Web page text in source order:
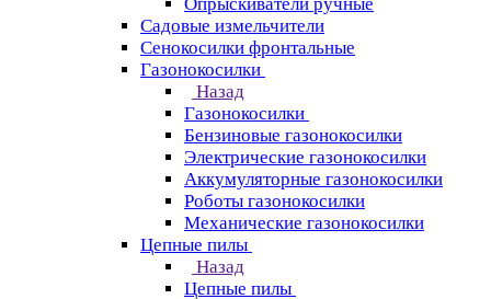
Садовые измельчители
Сенокосилки фронтальные
Газонокосилки
Назад
Газонокосилки
Бензиновые газонокосилки
Электрические газонокосилки
Аккумуляторные газонокосилки
Роботы газонокосилки
Механические газонокосилки
Цепные пилы
Назад
Цепные пилы